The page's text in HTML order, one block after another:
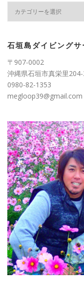
ー
石垣島ダイビング
〒907-0002
沖縄県石垣市真栄里
0980-82-1353
megloop39@gmail.com